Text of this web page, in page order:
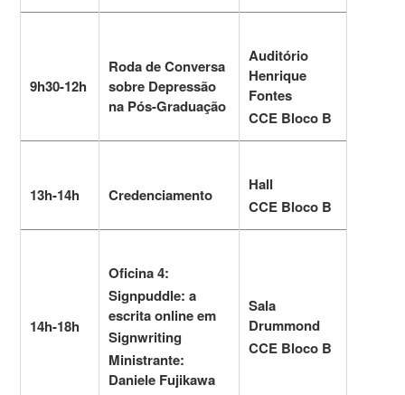
9h30-12h
Roda de Conversa
sobre Depressão
na Pós-Graduação
Auditório
Henrique
Fontes
CCE Bloco B
13h-14h Credenciamento
Hall
CCE Bloco B
14h-18h
Oficina 4:
Signpuddle: a
escrita online em
Signwriting
Ministrante:
Daniele Fujikawa
Sala
Drummond
CCE Bloco B